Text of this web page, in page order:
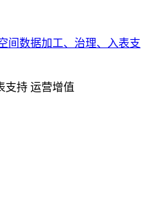
间数据加工、治理、入表支
支持 运营增值